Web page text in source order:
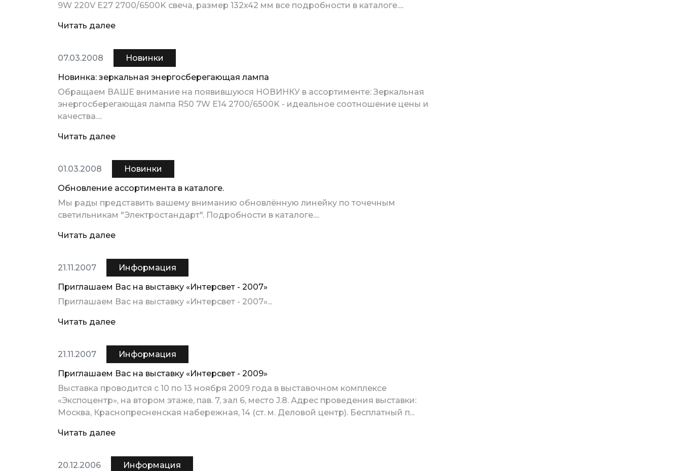
9W 220V E27 2700/6500K свеча, размер 132x42 мм все подробности в каталоге....
Читать далее
07.03.2008
Новинки
Новинка: зеркальная энергосберегающая лампа
Обращаем ВАШЕ внимание на появившуюся НОВИНКУ в ассортименте: Зеркальная
энергосберегающая лампа R50 7W E14 2700/6500K - идеальное соотношение цены и
качества....
Читать далее
01.03.2008
Новинки
Обновление ассортимента в каталоге.
Мы рады представить вашему вниманию обновлённую линейку по точечным
светильникам "Электростандарт". Подробности в каталоге....
Читать далее
21.11.2007
Информация
Приглашаем Вас на выставку «Интерсвет - 2007»
Приглашаем Вас на выставку «Интерсвет - 2007»...
Читать далее
21.11.2007
Информация
Приглашаем Вас на выставку «Интерсвет - 2009»
Выставка проводится с 10 по 13 ноября 2009 года в выставочном комплексе
«Экспоцентр», на втором этаже, пав. 7, зал 6, место J.8. Адрес проведения выставки:
Москва, Краснопресненская набережная, 14 (ст. м. Деловой центр). Бесплатный п...
Читать далее
20.12.2006
Информация